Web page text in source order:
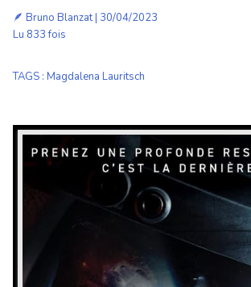
🪶 Bruno Blanzat| 30/04/2023
Lu 833 fois
TAGS : Magdalena Lauritsch